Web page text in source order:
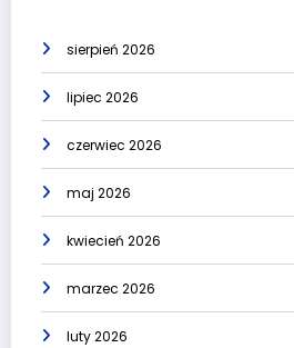
sierpień 2026
lipiec 2026
czerwiec 2026
maj 2026
kwiecień 2026
marzec 2026
luty 2026